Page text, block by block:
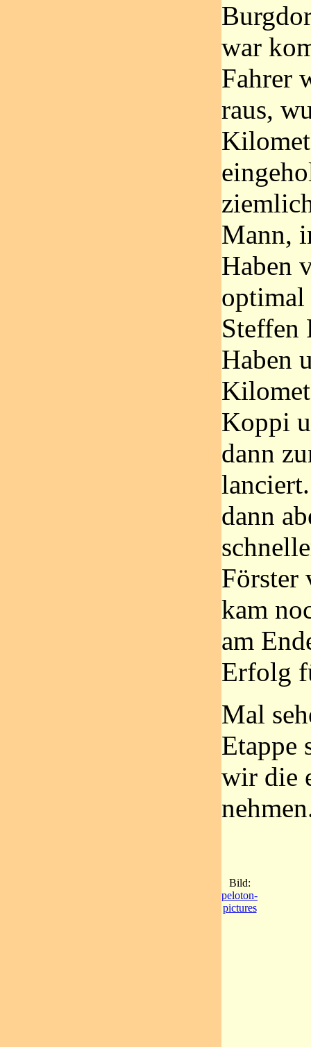
war
Fahrer
raus,
Mann,
Haben
Steffen
Haben
Koppi
dann
dann
Förster
kam
am
Erfolg
Mal
Etappe
wir die
Bild:
peloton-
pictures